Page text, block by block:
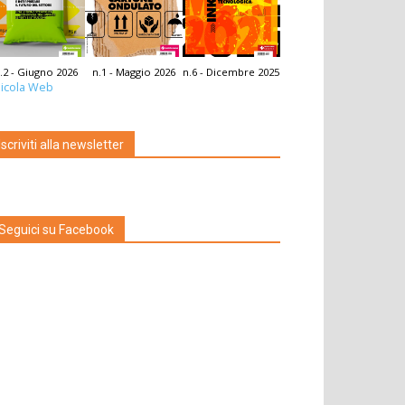
- Giugno 2026 n.1 - Maggio 2026 n.6 - Dicembre 2025
Web
alla newsletter
su Facebook